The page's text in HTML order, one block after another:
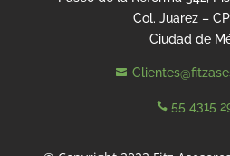
Col. Juarez –
Ciudad de

 55 4315